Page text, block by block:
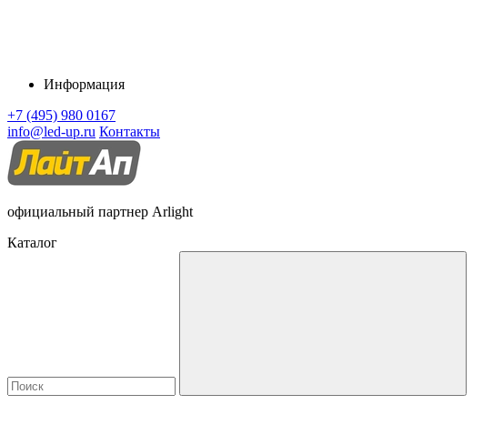
Информация
+7 (495) 980 0167
info@led-up.ru Контакты
официальный партнер Arlight
Каталог